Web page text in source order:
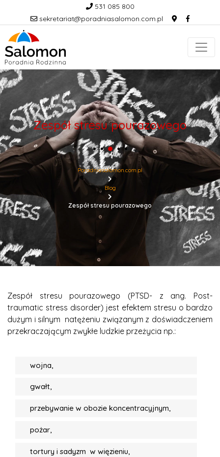
531 085 800
sekretariat@poradniasalomon.com.pl
Zespół stresu pourazowego
Poradniasalomon.com.pl
Blog
Zespół stresu pourazowego
Zespół stresu pourazowego (PTSD- z ang. Post-
traumatic stress disorder) jest efektem stresu o bardzo
dużym i silnym natężeniu związanym z doświadczeniem
przekraczającym zwykłe ludzkie przeżycia np.:
wojna,
gwałt,
przebywanie w obozie koncentracyjnym,
pożar,
tortury i sadyzm w więzieniu,